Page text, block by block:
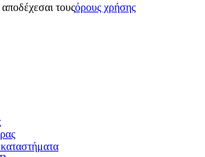
τουςόρους χρήσης